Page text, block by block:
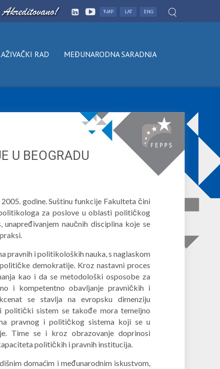
ЋИР LAT ENG
RAD MEĐUNARODNA SARADNJA
U BEOGRADU
godine. Suštinu funkcije Fakulteta čini
za poslove u oblasti političkog
naučnih disciplina koje se
pravnih i politikoloških nauka, s naglaskom
demokratije. Kroz nastavni proces
kao i da se metodološki osposobe za
i kompetentno obavljanje pravničkih i
se stavlja na evropsku dimenziju
politički sistem se takođe mora temeljno
pravnog i političkog sistema koji se u
Time se i kroz obrazovanje doprinosi
političkih i pravnih institucija.
domaćim i međunarodnim iskustvom,